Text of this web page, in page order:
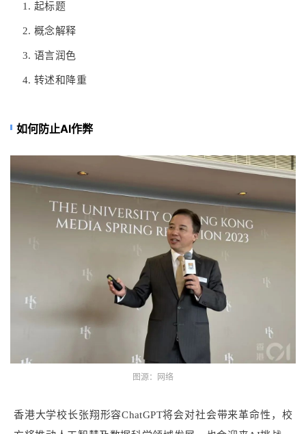
起标题
概念解释
语言润色
转述和降重
如何防止AI作弊
图源：网络
香港大学校长张翔形容ChatGPT将会对社会带来革命性，校